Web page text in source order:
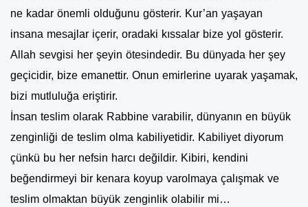
ne kadar önemli olduğunu gösterir. Kur’an yaşayan
insana mesajlar içerir, oradaki kıssalar bize yol gösterir.
Allah sevgisi her şeyin ötesindedir. Bu dünyada her şey
geçicidir, bize emanettir. Onun emirlerine uyarak yaşamak,
bizi mutluluğa eriştirir.
İnsan teslim olarak Rabbine varabilir, dünyanın en büyük
zenginliği de teslim olma kabiliyetidir. Kabiliyet diyorum
çünkü bu her nefsin harcı değildir. Kibiri, kendini
beğendirmeyi bir kenara koyup varolmaya çalışmak ve
teslim olmaktan büyük zenginlik olabilir mi…